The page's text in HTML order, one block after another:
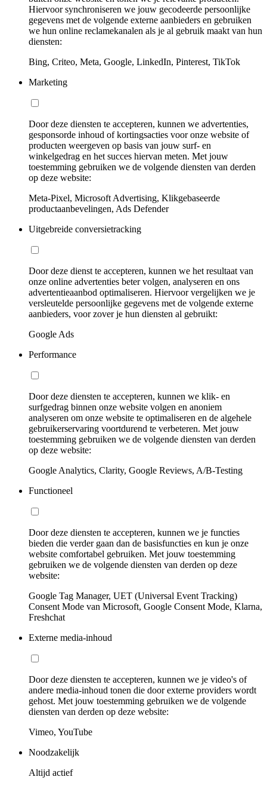
Hiervoor synchroniseren we jouw gecodeerde persoonlijke
gegevens met de volgende externe aanbieders en gebruiken
we hun online reclamekanalen als je al gebruik maakt van hun
diensten:
Bing, Criteo, Meta, Google, LinkedIn, Pinterest, TikTok
Marketing
Door deze diensten te accepteren, kunnen we advertenties,
gesponsorde inhoud of kortingsacties voor onze website of
producten weergeven op basis van jouw surf- en
winkelgedrag en het succes hiervan meten. Met jouw
toestemming gebruiken we de volgende diensten van derden
op deze website:
Meta-Pixel, Microsoft Advertising, Klikgebaseerde
productaanbevelingen, Ads Defender
Uitgebreide conversietracking
Door deze dienst te accepteren, kunnen we het resultaat van
onze online advertenties beter volgen, analyseren en ons
advertentieaanbod optimaliseren. Hiervoor vergelijken we je
versleutelde persoonlijke gegevens met de volgende externe
aanbieders, voor zover je hun diensten al gebruikt:
Google Ads
Performance
Door deze diensten te accepteren, kunnen we klik- en
surfgedrag binnen onze website volgen en anoniem
analyseren om onze website te optimaliseren en de algehele
gebruikerservaring voortdurend te verbeteren. Met jouw
toestemming gebruiken we de volgende diensten van derden
op deze website:
Google Analytics, Clarity, Google Reviews, A/B-Testing
Functioneel
Door deze diensten te accepteren, kunnen we je functies
bieden die verder gaan dan de basisfuncties en kun je onze
website comfortabel gebruiken. Met jouw toestemming
gebruiken we de volgende diensten van derden op deze
website:
Google Tag Manager, UET (Universal Event Tracking)
Consent Mode van Microsoft, Google Consent Mode, Klarna,
Freshchat
Externe media-inhoud
Door deze diensten te accepteren, kunnen we je video's of
andere media-inhoud tonen die door externe providers wordt
gehost. Met jouw toestemming gebruiken we de volgende
diensten van derden op deze website:
Vimeo, YouTube
Noodzakelijk
Altijd actief